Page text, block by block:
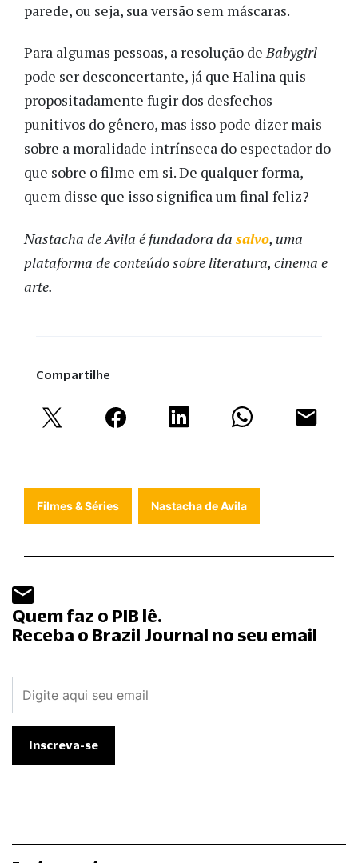
parede, ou seja, sua versão sem máscaras.
Para algumas pessoas, a resolução deBabygirl
pode ser desconcertante, já que Halina quis
propositadamente fugir dos desfechos
punitivos do gênero, mas isso pode dizer mais
sobre a moralidade intrínseca do espectador do
que sobre o filme em si. De qualquer forma,
quem disse que isso significa um final feliz?
Nastacha de Avila é fundadora da salvo, uma
plataforma de conteúdo sobre literatura, cinema e
arte.
Compartilhe
Filmes & Séries Nastacha de Avila
Quem faz o PIB lê.
Receba o Brazil Journal no seu email